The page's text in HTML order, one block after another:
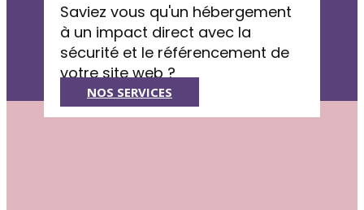
Saviez vous qu'un hébergement
à un impact direct avec la
sécurité et le référencement de
votre site web ?
NOS SERVICES